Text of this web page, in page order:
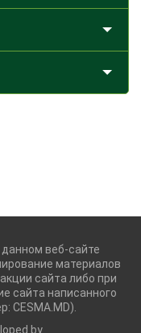
веб-сайте
материалов
сайта либо при
сайта написанного
CESMA.MD).
by